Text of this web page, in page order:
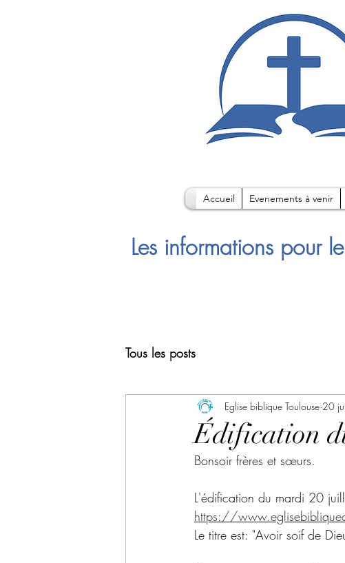
Accueil Evenements à venir
Les informations pour
Tous les posts
Édification
Eglise biblique Toulouse 20
Bonsoir frères et sœurs.
L'édification du mardi 20
https://
Le titre est: "Avoir soif de